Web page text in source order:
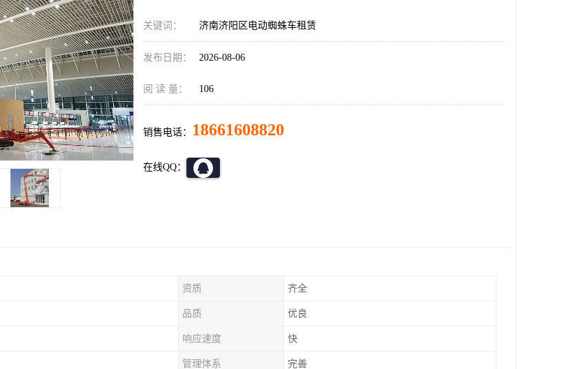
关键词： 济南济阳区电动蜘蛛车租赁
发布日期： 2026-08-06
阅 读 量： 106
销售电话： 18661608820
在线QQ：
资质 齐全
品质 优良
响应速度 快
管理体系 完善